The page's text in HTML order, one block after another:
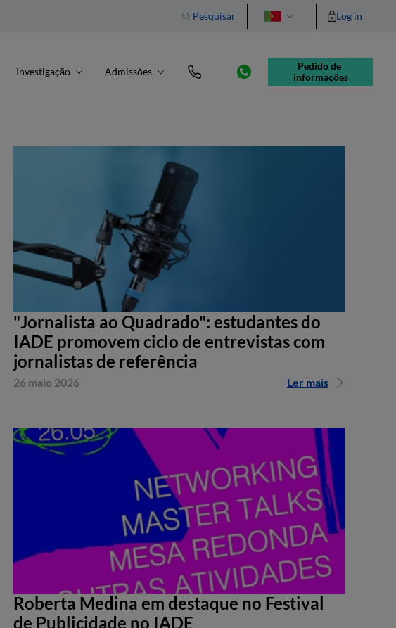
Pesquisar
English
Log in
Investigação Admissões
Pedido de
informações
"Jornalista ao Quadrado": estudantes do
IADE promovem ciclo de entrevistas com
jornalistas de referência
26 maio 2026 Ler mais
Roberta Medina em destaque no Festival
de Publicidade no IADE